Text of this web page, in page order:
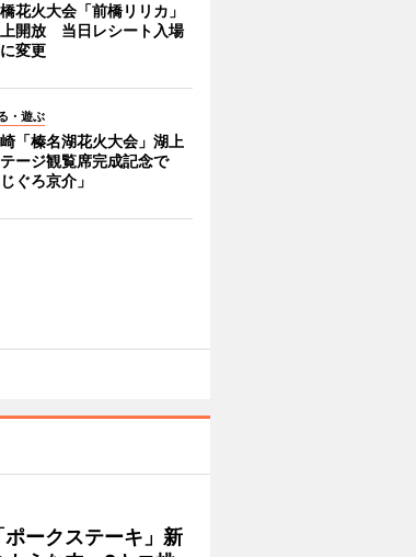
花火大会「前橋リリカ」
開放 当日レシート入場
変更
・遊ぶ
「榛名湖花火大会」湖上
ージ観覧席完成記念で
じぐろ京介」
ークステーキ」新